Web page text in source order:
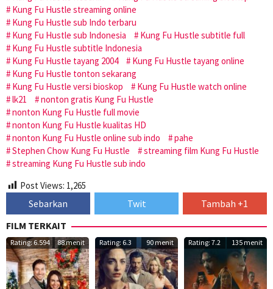
Kung Fu Hustle streaming online
Kung Fu Hustle sub Indo terbaru
Kung Fu Hustle sub Indonesia
Kung Fu Hustle subtitle full
Kung Fu Hustle subtitle Indonesia
Kung Fu Hustle tayang 2004
Kung Fu Hustle tayang online
Kung Fu Hustle tonton sekarang
Kung Fu Hustle versi bioskop
Kung Fu Hustle watch online
lk21
nonton gratis Kung Fu Hustle
nonton Kung Fu Hustle full movie
nonton Kung Fu Hustle kualitas HD
nonton Kung Fu Hustle online sub indo
pahe
Stephen Chow Kung Fu Hustle
streaming film Kung Fu Hustle
streaming Kung Fu Hustle sub indo
Post Views: 1,265
Sebarkan Twit
Tambah +1
FILM TERKAIT
Rating: 6.594 88 menit Rating: 6.3 90 menit Rating: 7.2 135 menit